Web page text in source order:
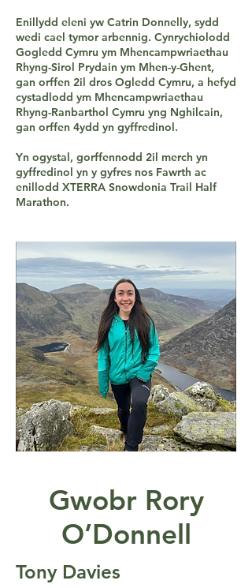
Enillydd eleni yw Catrin Donnelly, sydd
wedi cael tymor arbennig. Cynrychiolodd
Gogledd Cymru ym Mhencampwriaethau
Rhyng-Sirol Prydain ym Mhen-y-Ghent,
gan orffen 2il dros Ogledd Cymru, a hefyd
cystadlodd ym Mhencampwriaethau
Rhyng-Ranbarthol Cymru yng Nghilcain,
gan orffen 4ydd yn gyffredinol.
Yn ogystal, gorffennodd 2il merch yn
gyffredinol yn y gyfres nos Fawrth ac
enillodd XTERRA Snowdonia Trail Half
Marathon.
Gwobr Rory
O’Donnell
Tony Davies